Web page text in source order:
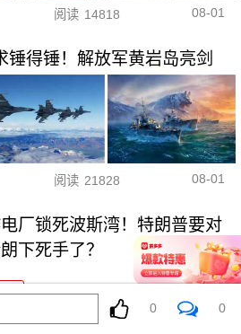
阅读 14818 08-01
锤得锤！解放军黄岩岛亮剑
阅读 21828 08-01
厂锁死波斯湾！特朗普要对
下死手了？
热
0 0